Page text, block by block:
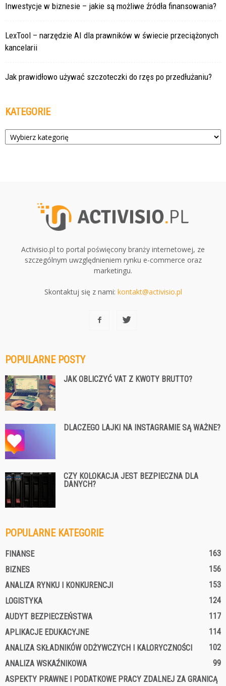
Inwestycje w biznesie – jakie są możliwe źródła finansowania?
LexTool – narzędzie AI dla prawników w świecie przeciążonych
kancelarii
Jak prawidłowo używać szczoteczki do rzęs po przedłużaniu?
KATEGORIE
Kategorie
Activisio.pl to portal poświęcony branży internetowej, ze
szczególnym uwzględnieniem rynku e-commerce oraz
marketingu.
Skontaktuj się z nami: kontakt@activisio.pl
POPULARNE POSTY
JAK OBLICZYĆ VAT Z KWOTY BRUTTO?
DLACZEGO LAJKI NA INSTAGRAMIE SĄ WAŻNE?
CZY KOLOKACJA JEST BEZPIECZNA DLA
DANYCH?
POPULARNE KATEGORIE
FINANSE
163
BIZNES
156
ANALIZA RYNKU I KONKURENCJI
153
LOGISTYKA
124
AUDYT BEZPIECZEŃSTWA
117
APLIKACJE EDUKACYJNE
114
ANALIZA SKŁADNIKÓW ODŻYWCZYCH I KALORYCZNOŚCI
102
ANALIZA WSKAŹNIKOWA
99
ASPEKTY PRAWNE I PODATKOWE PRACY ZDALNEJ ZA GRANICĄ